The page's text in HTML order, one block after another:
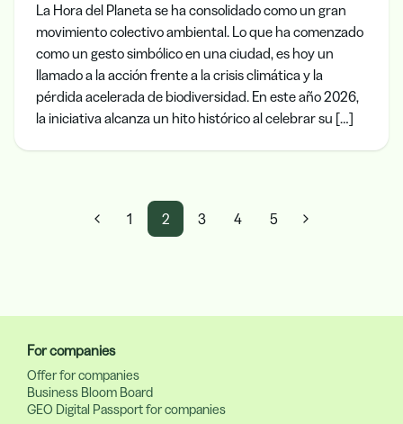
La Hora del Planeta se ha consolidado como un gran
movimiento colectivo ambiental. Lo que ha comenzado
como un gesto simbólico en una ciudad, es hoy un
llamado a la acción frente a la crisis climática y la
pérdida acelerada de biodiversidad. En este año 2026,
la iniciativa alcanza un hito histórico al celebrar su […]
1 2 3 4 5
For companies
Offer for companies
Business Bloom Board
GEO Digital Passport for companies